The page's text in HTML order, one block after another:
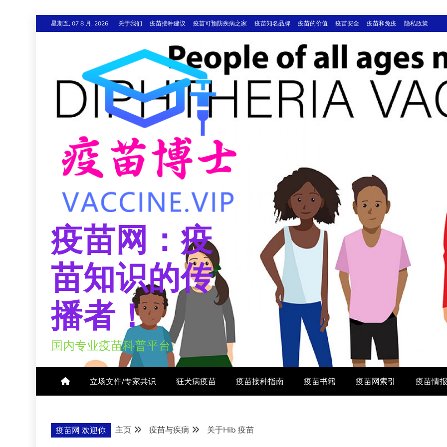
至
星期五, 07 8 月, 2026 关于我们 疫苗接种建议 疫苗可预防疾病之家 疫苗知名品牌 疫苗的价值 疫苗安全 疫苗和免疫 隐私政策
疫苗网：疫
苗知识的传
播者！
国内专业疫苗科普平台
立场文件/专家共识 狂犬病疫苗 疫苗接种指南 疫苗书籍 疫苗网索引 疫苗情
疫苗网 欢迎你 主页 疫苗与疾病 关于Hib 疫苗